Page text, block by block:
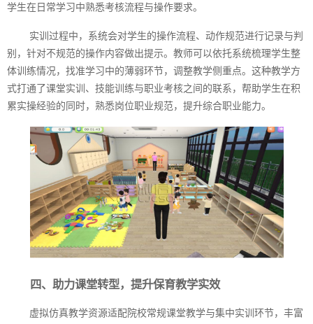
学生在日常学习中熟悉考核流程与操作要求。
实训过程中，系统会对学生的操作流程、动作规范进行记录与判
别，针对不规范的操作内容做出提示。教师可以依托系统梳理学生整
体训练情况，找准学习中的薄弱环节，调整教学侧重点。这种教学方
式打通了课堂实训、技能训练与职业考核之间的联系，帮助学生在积
累实操经验的同时，熟悉岗位职业规范，提升综合职业能力。
四、助力课堂转型，提升保育教学实效
虚拟仿真教学资源适配院校常规课堂教学与集中实训环节，丰富